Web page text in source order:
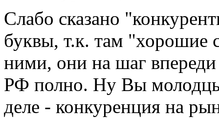
Слабо сказано
буквы, т.к. там "хорошие
ними, они на шаг
РФ полно. Ну Вы
деле - конкуренция на